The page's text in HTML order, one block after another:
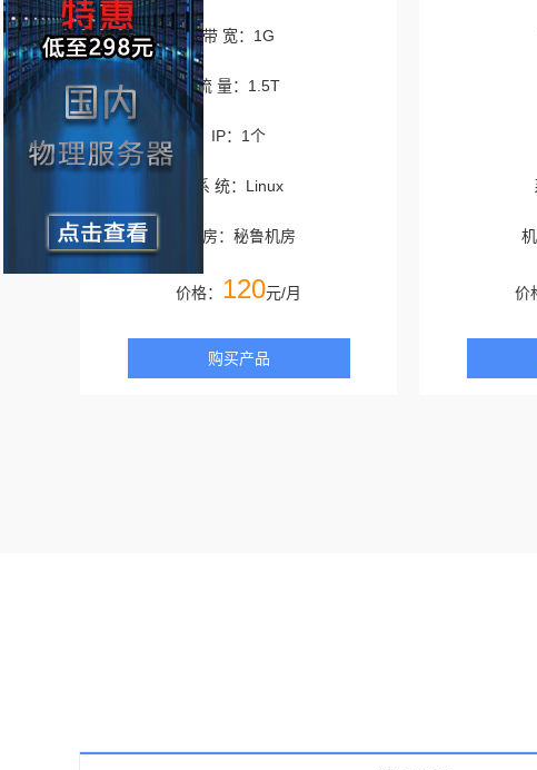
带 宽：1G
流 量：1.5T
IP：1个
系 统：Linux
机 房：秘鲁机房
价格： 120元/月
购买产品
价